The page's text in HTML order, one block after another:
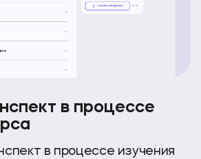
в процессе
в процессе изучения